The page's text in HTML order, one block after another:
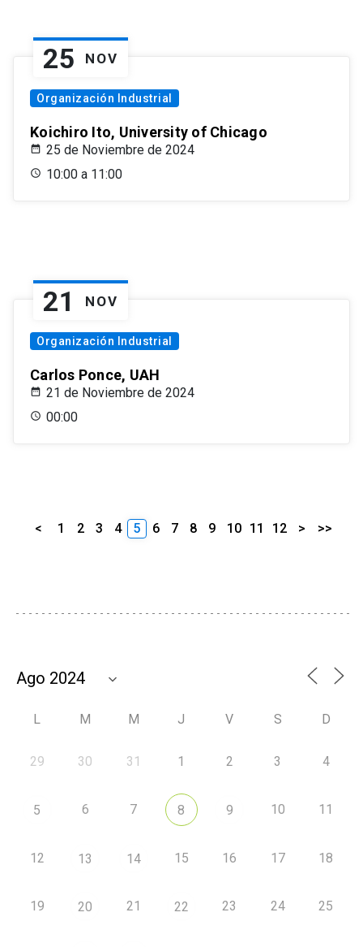
25 NOV
Organización Industrial
Koichiro Ito, University of Chicago
25 de Noviembre de 2024
10:00 a 11:00
21 NOV
Organización Industrial
Carlos Ponce, UAH
21 de Noviembre de 2024
00:00
< 1 2 3 4 5 6 7 8 9 10 11 12 > >>
L M M J V S D
29 30 31 1 2 3 4
5 6 7 8 9 10 11
12 13 14 15 16 17 18
19 20 21 22 23 24 25